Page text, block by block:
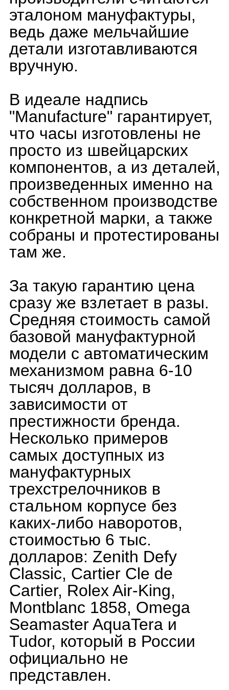
За такую гарантию цена
сразу же взлетает в разы.
Средняя стоимость самой
базовой мануфактурной
модели с автоматическим
механизмом равна 6-10
зависимости от
престижности бренда.
Несколько примеров
самых доступных из
мануфактурных
трехстрелочников в
стальном корпусе без
каких-либо наворотов,
стоимостью 6 тыс.
долларов: Zenith Defy
Classic, Cartier Cle de
Cartier, Rolex Air-King,
Montblanc 1858, Omega
Seamaster AquaTera и
Tudor, который в России
представлен.
По мнению опытных
коллекционеров, можно
выделить следующие
аргументы в пользу
мануфактурной механики:
•Эксклюзивность. За
исключением Rolex,
большинство мануфактур
выпускают всего лишь
несколько десятков тысяч
часов в год. Чтобы
подчеркнуть свою
индивидуальность,
дизайнеры создают
ПЛЮСЫ И МИНУСЫ
МАНУФАКТУРНОГО МЕХАНИЗМА